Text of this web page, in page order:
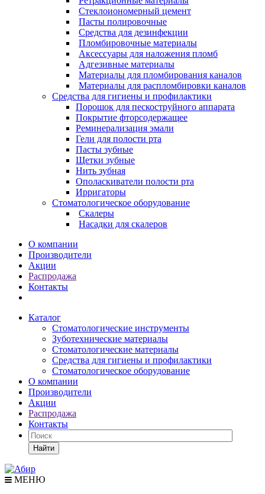
Стеклоиономерный цемент
Пасты полировочные
Средства для дезинфекции
Пломбировочные материалы
Аксессуары для наложения пломб
Адгезивные материалы
Материалы для пломбирования каналов
Материалы для распломбировки каналов
Средства для гигиены и профилактики
Порошок для пескоструйного аппарата
Покрытие фторсодержащее
Реминерализация эмали
Гели для полости рта
Пасты зубные
Щетки зубные
Нить зубная
Ополаскиватели полости рта
Ирригаторы
Стоматологическое оборудование
Скалеры
Насадки для скалеров
О компании
Производители
Акции
Распродажа
Контакты
Каталог
Стоматологические инструменты
Зуботехнические материалы
Стоматологические материалы
Средства для гигиены и профилактики
Стоматологическое оборудование
О компании
Производители
Акции
Распродажа
Контакты
Найти
МЕНЮ